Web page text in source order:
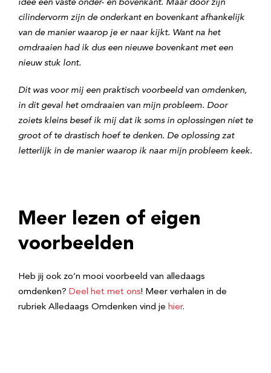
idee een vaste onder- en bovenkant. Maar door zijn
cilindervorm zijn de onderkant en bovenkant afhankelijk
van de manier waarop je er naar kijkt. Want na het
omdraaien had ik dus een nieuwe bovenkant met een
nieuw stuk lont.
Dit was voor mij een praktisch voorbeeld van omdenken,
in dit geval het omdraaien van mijn probleem. Door
zoiets kleins besef ik mij dat ik soms in oplossingen niet te
groot of te drastisch hoef te denken. De oplossing zat
letterlijk in de manier waarop ik naar mijn probleem keek.
Meer lezen of eigen
voorbeelden
Heb jij ook zo’n mooi voorbeeld van alledaags
omdenken? Deel het met ons! Meer verhalen in de
rubriek Alledaags Omdenken vind je hier.